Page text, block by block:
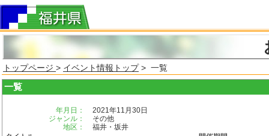
トップページ > イベント情報トップ> 一覧
一覧
年月日：
2021年11月30日
ジャンル：
その他
地区：
福井・坂井